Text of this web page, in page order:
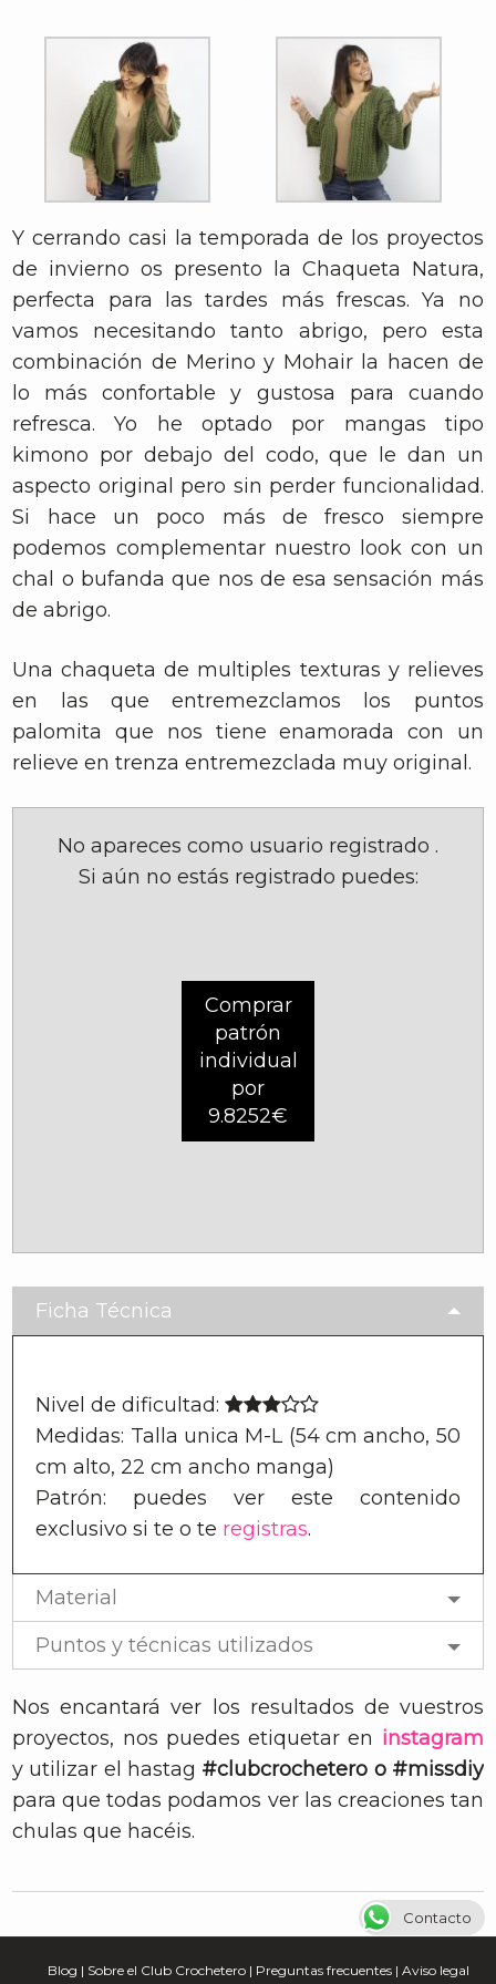
Y cerrando casi la temporada de los proyectos
de invierno os presento la Chaqueta Natura,
perfecta para las tardes más frescas. Ya no
vamos necesitando tanto abrigo, pero esta
combinación de Merino y Mohair la hacen de
lo más confortable y gustosa para cuando
refresca. Yo he optado por mangas tipo
kimono por debajo del codo, que le dan un
aspecto original pero sin perder funcionalidad.
Si hace un poco más de fresco siempre
podemos complementar nuestro look con un
chal o bufanda que nos de esa sensación más
de abrigo.
Una chaqueta de multiples texturas y relieves
en las que entremezclamos los puntos
palomita que nos tiene enamorada con un
relieve en trenza entremezclada muy original.
No apareces como usuario registrado .
Si aún no estás registrado puedes:
Comprar
patrón
individual
por
9.8252€
Ficha Técnica
Nivel de dificultad:
Medidas: Talla unica M-L (54 cm ancho, 50
cm alto, 22 cm ancho manga)
Patrón: puedes ver este contenido
exclusivo si teo te registras.
Material
Puntos y técnicas utilizados
Nos encantará ver los resultados de vuestros
proyectos, nos puedes etiquetar en instagram
y utilizar el hastag #clubcrochetero o #missdiy
para que todas podamos ver las creaciones tan
chulas que hacéis.
Blog | Sobre el Club Crochetero | Preguntas frecuentes |Aviso legal
Contacto